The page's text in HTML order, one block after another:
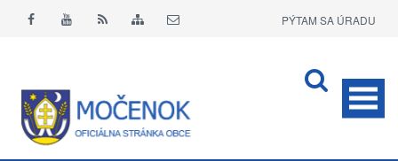
PÝTAM SA ÚRADU